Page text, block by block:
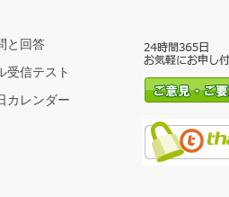
と回答
受信テスト
カレンダー